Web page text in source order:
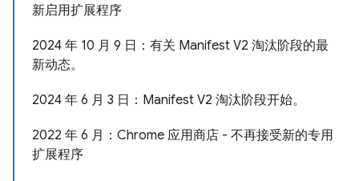
新启用扩展程序
2024 年 10 月 9 日：有关 Manifest V2 淘汰阶段的最
新动态。
2024 年 6 月 3 日：Manifest V2 淘汰阶段开始。
2022 年 6 月：Chrome 应用商店 - 不再接受新的专用
扩展程序